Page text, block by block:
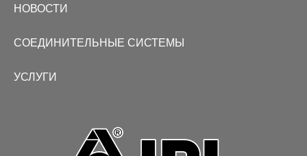
НОВОСТИ
СОЕДИНИТЕЛЬНЫЕ СИСТЕМЫ
УСЛУГИ